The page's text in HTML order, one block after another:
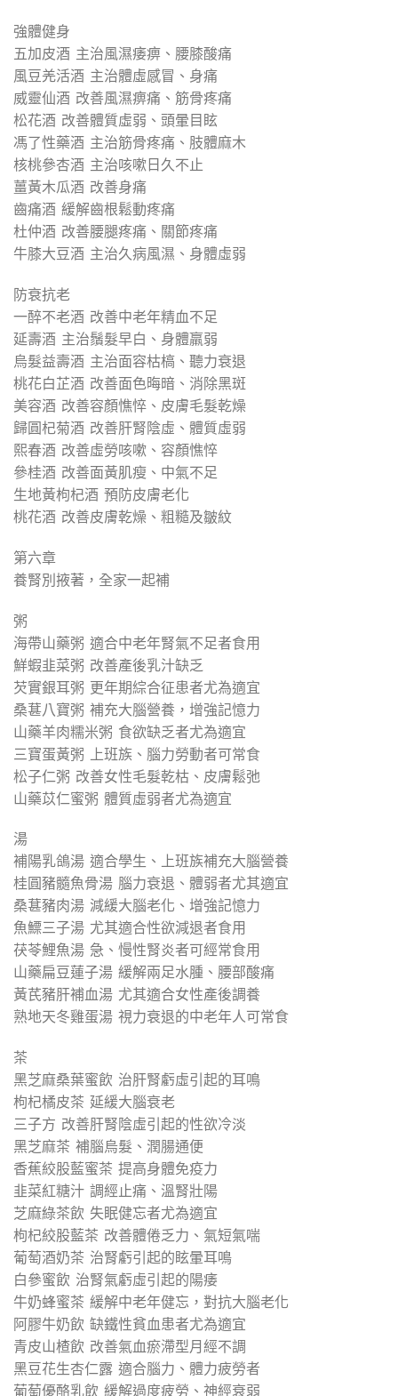
強體健身
五加皮酒 主治風濕痿痹、腰膝酸痛
風豆羌活酒 主治體虛感冒、身痛
威靈仙酒 改善風濕痹痛、筋骨疼痛
松花酒 改善體質虛弱、頭暈目眩
馮了性藥酒 主治筋骨疼痛、肢體麻木
核桃參杏酒 主治咳嗽日久不止
薑黃木瓜酒 改善身痛
齒痛酒 緩解齒根鬆動疼痛
杜仲酒 改善腰腿疼痛、關節疼痛
牛膝大豆酒 主治久病風濕、身體虛弱
防衰抗老
一醉不老酒 改善中老年精血不足
延壽酒 主治鬚髮早白、身體羸弱
烏髮益壽酒 主治面容枯槁、聽力衰退
桃花白芷酒 改善面色晦暗、消除黑斑
美容酒 改善容顏憔悴、皮膚毛髮乾燥
歸圓杞菊酒 改善肝腎陰虛、體質虛弱
熙春酒 改善虛勞咳嗽、容顏憔悴
參桂酒 改善面黃肌瘦、中氣不足
生地黃枸杞酒 預防皮膚老化
桃花酒 改善皮膚乾燥、粗糙及皺紋
第六章
養腎別掖著，全家一起補
粥
海帶山藥粥 適合中老年腎氣不足者食用
鮮蝦韭菜粥 改善產後乳汁缺乏
芡實銀耳粥 更年期綜合征患者尤為適宜
桑葚八寶粥 補充大腦營養，增強記憶力
山藥羊肉糯米粥 食欲缺乏者尤為適宜
三寶蛋黃粥 上班族、腦力勞動者可常食
松子仁粥 改善女性毛髮乾枯、皮膚鬆弛
山藥苡仁蜜粥 體質虛弱者尤為適宜
湯
補陽乳鴿湯 適合學生、上班族補充大腦營養
桂圓豬髓魚骨湯 腦力衰退、體弱者尤其適宜
桑葚豬肉湯 減緩大腦老化、增強記憶力
魚鰾三子湯 尤其適合性欲減退者食用
茯苓鯉魚湯 急、慢性腎炎者可經常食用
山藥扁豆蓮子湯 緩解兩足水腫、腰部酸痛
黃芪豬肝補血湯 尤其適合女性產後調養
熟地天冬雞蛋湯 視力衰退的中老年人可常食
茶
黑芝麻桑葉蜜飲 治肝腎虧虛引起的耳鳴
枸杞橘皮茶 延緩大腦衰老
三子方 改善肝腎陰虛引起的性欲冷淡
黑芝麻茶 補腦烏髮、潤腸通便
香蕉絞股藍蜜茶 提高身體免疫力
韭菜紅糖汁 調經止痛、溫腎壯陽
芝麻綠茶飲 失眠健忘者尤為適宜
枸杞絞股藍茶 改善體倦乏力、氣短氣喘
葡萄酒奶茶 治腎虧引起的眩暈耳鳴
白參蜜飲 治腎氣虧虛引起的陽痿
牛奶蜂蜜茶 緩解中老年健忘，對抗大腦老化
阿膠牛奶飲 缺鐵性貧血患者尤為適宜
青皮山楂飲 改善氣血瘀滯型月經不調
黑豆花生杏仁露 適合腦力、體力疲勞者
葡萄優酪乳飲 緩解過度疲勞、神經衰弱